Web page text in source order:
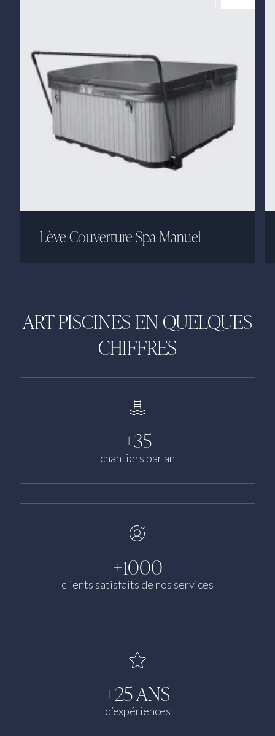
Lève Couverture Spa Manuel
ART PISCINES EN QUELQUES
CHIFFRES
+35
chantiers par an
+1000
clients satisfaits de nos services
+25 ANS
d’expériences